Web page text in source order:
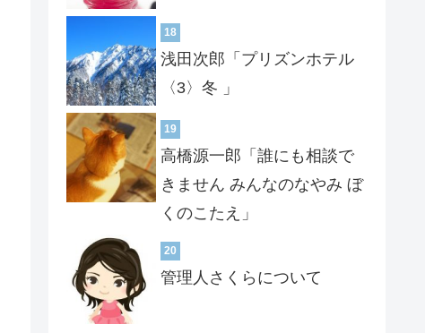
18
浅田次郎「プリズンホテル
〈3〉冬 」
19
高橋源一郎「誰にも相談で
きません みんなのなやみ ぼ
くのこたえ」
20
管理人さくらについて